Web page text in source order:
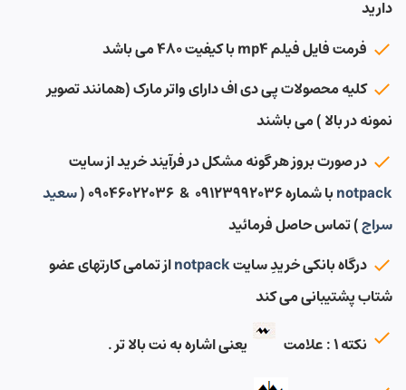
دارید
فرمت فایل فیلم mp4 با کیفیت ۴۸۰ می باشد
کلیه محصولات پی دی اف دارای واتر مارک (همانند تصویر
نمونه در بالا ) می باشند
در صورت بروز هر گونه مشکل در فرآیند خرید از سایت
notpackبا شماره ۰۹۱۲۳۹۹۲۰۳۶ & ۰۹۰۴۶۰۲۲۰۳۶ (
سعید
سراج) تماس حاصل فرمائید
درگاه بانکی خریدِ سایتnotpackاز تمامی کارتهای عضو
شتاب پشتیبانی می کند
نکته ۱ : علامت
یعنی اشاره به نت بالا تر .